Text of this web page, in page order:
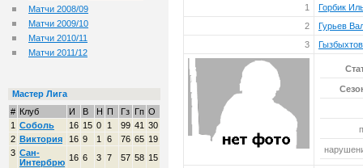
Матчи 2008/09
Матчи 2009/10
Матчи 2010/11
Матчи 2011/12
Мастер Лига
# Клуб И В Н П Гз Гп О
1 Соболь 16 15 0 1 99 41 30
2 Виктория 16 9 1 6 76 65 19
3 Сан-
Интербрю 16 6 3 7 57 58 15
1
Горбик
2
Гурьев
3